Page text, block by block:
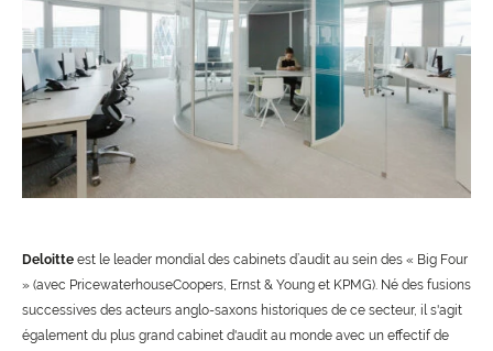
Deloitte est le leader mondial des cabinets d’audit au sein des « Big Four
» (avec PricewaterhouseCoopers, Ernst & Young et KPMG). Né des fusions
successives des acteurs anglo-saxons historiques de ce secteur, il s'agit
également du plus grand cabinet d'audit au monde avec un effectif de